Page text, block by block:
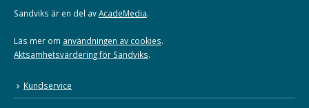
Sandviks är en del avAcadeMedia.
Läs mer om användningen av cookies.
Aktsamhetsvärdering för Sandviks.
Kundservice